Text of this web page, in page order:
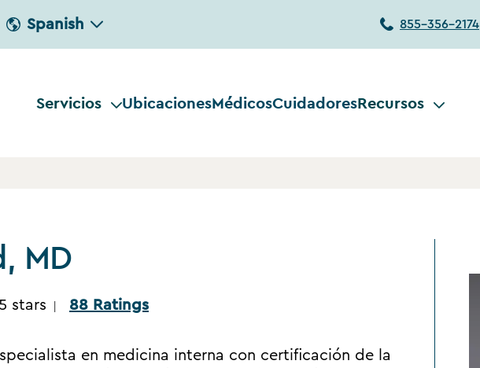
Spanish 855-356-2174
Servicios UbicacionesMédicosCuidadoresRecursos
MD
stars 88 Ratings
en medicina interna con certificación de la